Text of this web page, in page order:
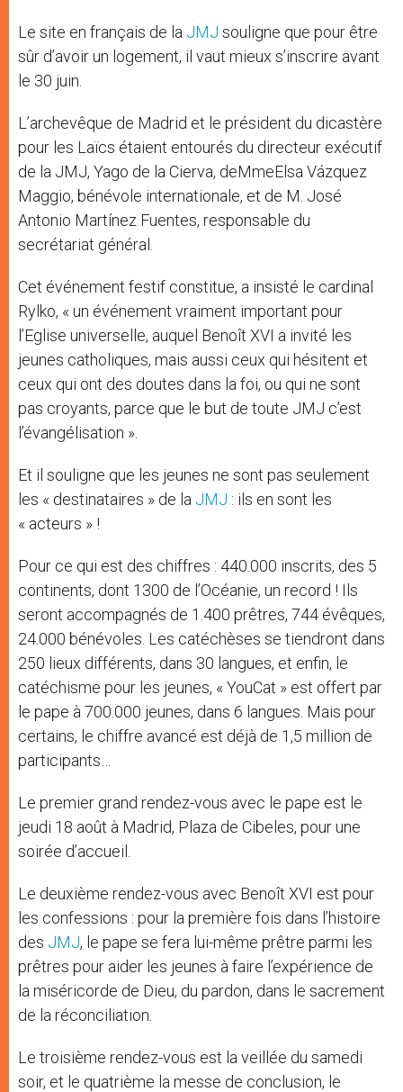
Le site en français de la JMJ souligne que pour être
sûr d’avoir un logement, il vaut mieux s’inscrire avant
le 30 juin.
L’archevêque de Madrid et le président du dicastère
pour les Laïcs étaient entourés du directeur exécutif
de la JMJ, Yago de la Cierva, deMmeElsa Vázquez
Maggio, bénévole internationale, et de M. José
Antonio Martínez Fuentes, responsable du
secrétariat général.
Cet événement festif constitue, a insisté le cardinal
Rylko, « un événement vraiment important pour
l’Eglise universelle, auquel Benoît XVI a invité les
jeunes catholiques, mais aussi ceux qui hésitent et
ceux qui ont des doutes dans la foi, ou qui ne sont
pas croyants, parce que le but de toute JMJ c’est
l’évangélisation ».
Et il souligne que les jeunes ne sont pas seulement
les « destinataires » de la JMJ : ils en sont les
« acteurs » !
Pour ce qui est des chiffres : 440.000 inscrits, des 5
continents, dont 1300 de l’Océanie, un record ! Ils
seront accompagnés de 1.400 prêtres, 744 évêques,
24.000 bénévoles. Les catéchèses se tiendront dans
250 lieux différents, dans 30 langues, et enfin, le
catéchisme pour les jeunes, « YouCat » est offert par
le pape à 700.000 jeunes, dans 6 langues. Mais pour
certains, le chiffre avancé est déjà de 1,5 million de
participants…
Le premier grand rendez-vous avec le pape est le
jeudi 18 août à Madrid, Plaza de Cibeles, pour une
soirée d’accueil.
Le deuxième rendez-vous avec Benoît XVI est pour
les confessions : pour la première fois dans l’histoire
des JMJ, le pape se fera lui-même prêtre parmi les
prêtres pour aider les jeunes à faire l’expérience de
la miséricorde de Dieu, du pardon, dans le sacrement
de la réconciliation.
Le troisième rendez-vous est la veillée du samedi
soir, et le quatrième la messe de conclusion, le